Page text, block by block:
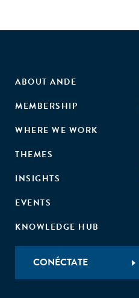
ABOUT ANDE
MEMBERSHIP
WHERE WE WORK
THEMES
INSIGHTS
EVENTS
KNOWLEDGE HUB
CONÉCTATE